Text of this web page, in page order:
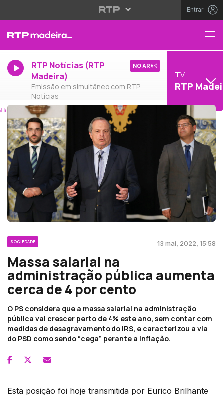
Entrar
RTP Notícias (RTP
Madeira)
Emissão em simultâneo com RTP
Notícias
NO AR
TV
RTP
SOCIEDADE 13 mai, 2022, 15:58
Massa salarial na
administração pública aumenta
cerca de 4 por cento
O PS considera que a massa salarial na administração
pública vai crescer perto de 4% este ano, sem contar com
medidas de desagravamento do IRS, e caracterizou a via
do PSD como sendo “cega” perante a inflação.
Esta posição foi hoje transmitida por Eurico Brilhante